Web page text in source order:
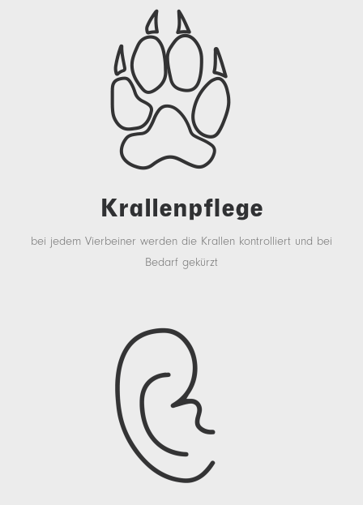
Krallenpflege
bei jedem Vierbeiner werden die Krallen kontrolliert und bei
Bedarf gekürzt